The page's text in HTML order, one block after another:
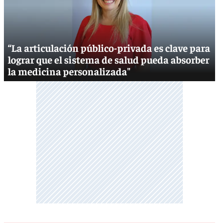
“La articulación público-privada es clave para
lograr que el sistema de salud pueda absorber
la medicina personalizada"